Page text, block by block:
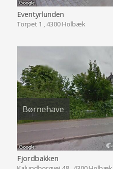
Eventyrlunden
Torpet 1 , 4300 Holbæk
Børnehave
Fjordbakken